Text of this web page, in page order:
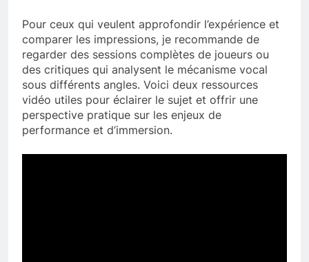
Pour ceux qui veulent approfondir l’expérience et
comparer les impressions, je recommande de
regarder des sessions complètes de joueurs ou
des critiques qui analysent le mécanisme vocal
sous différents angles. Voici deux ressources
vidéo utiles pour éclairer le sujet et offrir une
perspective pratique sur les enjeux de
performance et d’immersion.